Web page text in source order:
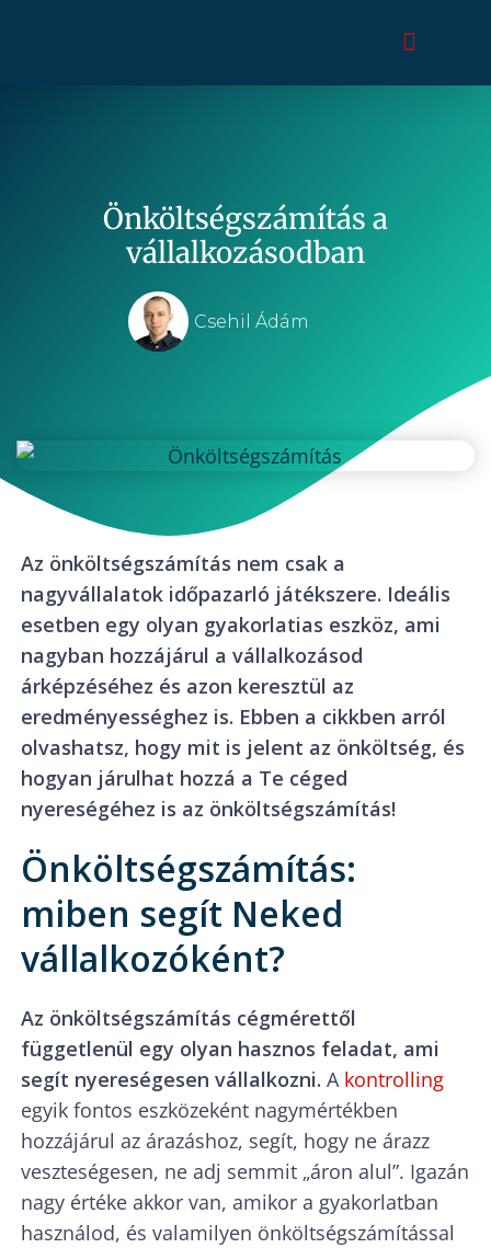
Önköltségszámítás a
vállalkozásodban
Csehil Ádám
Az önköltségszámítás nem csak a
nagyvállalatok időpazarló játékszere. Ideális
esetben egy olyan gyakorlatias eszköz, ami
nagyban hozzájárul a vállalkozásod
árképzéséhez és azon keresztül az
eredményességhez is. Ebben a cikkben arról
olvashatsz, hogy mit is jelent az önköltség, és
hogyan járulhat hozzá a Te céged
nyereségéhez is az önköltségszámítás!
Önköltségszámítás:
miben segít Neked
vállalkozóként?
Az önköltségszámítás cégmérettől
függetlenül egy olyan hasznos feladat, ami
segít nyereségesen vállalkozni. A kontrolling
egyik fontos eszközeként nagymértékben
hozzájárul az árazáshoz, segít, hogy ne árazz
veszteségesen, ne adj semmit „áron alul”. Igazán
nagy értéke akkor van, amikor a gyakorlatban
használod, és valamilyen önköltségszámítással